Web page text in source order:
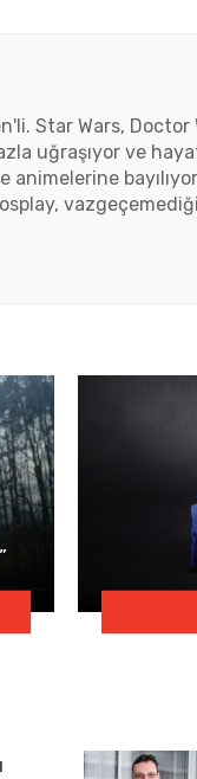
Star Wars,
uğraşıyor ve
animelerine